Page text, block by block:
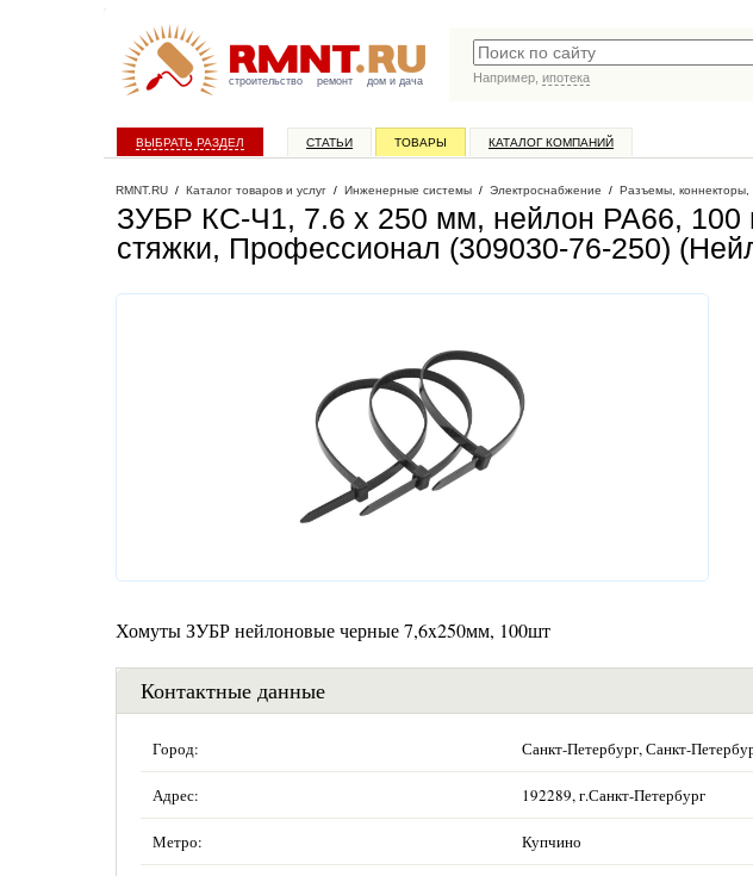
строительство ремонт дом и дача
Например, ипотека
ВЫБРАТЬ РАЗДЕЛ СТАТЬИ ТОВАРЫ КАТАЛОГ КОМПАНИЙ
RMNT.RU / Каталог товаров и услуг / Инженерные системы / Электроснабжение / Разъемы, коннекторы,
ЗУБР КС-Ч1, 7.6 x 250 мм, нейлон РА66, 100
стяжки, Профессионал (309030-76-250)
Хомуты ЗУБР нейлоновые черные 7,6x250мм, 100шт
Контактные данные
Город: Санкт-Петербург, Санкт-
Адрес: 192289, г.Санкт-Петербург
Метро: Купчино